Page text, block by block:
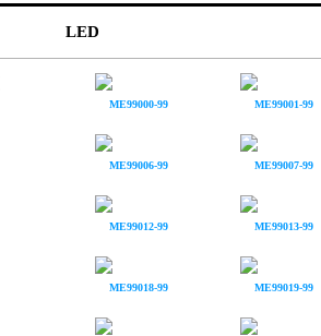
LED
ME99000-99 ME99001-99
ME99006-99 ME99007-99
ME99012-99 ME99013-99
ME99018-99 ME99019-99